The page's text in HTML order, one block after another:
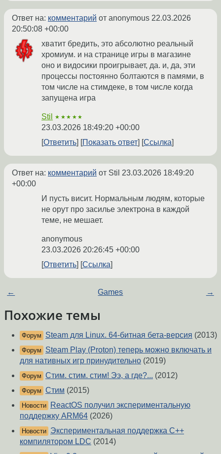
Ответ на: комментарий от anonymous 22.03.2026
20:50:08 +00:00
хватит бредить, это абсолютно реальный
хромиум. и на странице игры в магазине
оно и видосики проигрывает, да. и, да, эти
процессы постоянно болтаются в памями, в
том числе на стимдеке, в том числе когда
запущена игра
Stil ★★★★★
23.03.2026 18:49:20 +00:00
Ответить
Показать ответ Ссылка
Ответ на: комментарий от Stil 23.03.2026 18:49:20
+00:00
И пусть висит. Нормальным людям, которые
не орут про засилье электрона в каждой
теме, не мешает.
anonymous
23.03.2026 20:26:45 +00:00
Ответить
Ссылка
← Games →
Похожие темы
Форум Steam для Linux. 64-битная бета-версия (2013)
Форум
Steam Play (Proton) теперь можно включать и
для нативных игр принудительно (2019)
Форум Стим. стим. стим! Ээ, а где?... (2012)
Форум Стим (2015)
Новости
ReactOS получил экспериментальную
поддержку ARM64 (2026)
Новости Экспериментальная поддержка С++
компилятором LDC (2014)